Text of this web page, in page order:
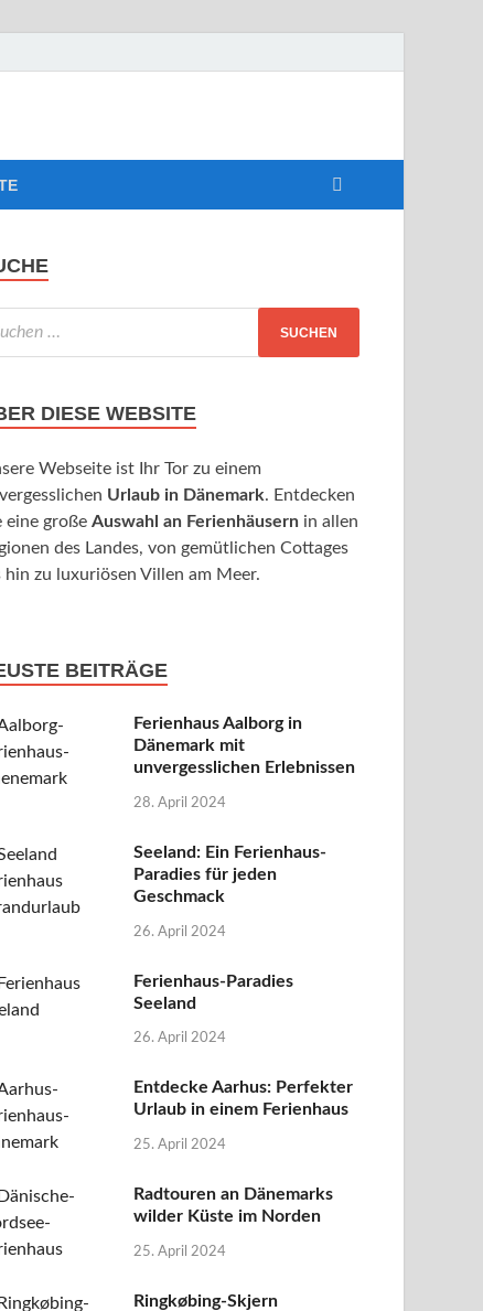
DIESE WEBSITE
Webseite ist Ihr Tor zu einem
Urlaub in Dänemark. Entdecken
eine großeAuswahl an Ferienhäusern in allen
des Landes, von gemütlichen Cottages
hin zu luxuriösen Villen am Meer.
BEITRÄGE
Ferienhaus Aalborg in
Dänemark mit
unvergesslichen Erlebnissen
28. April 2024
Seeland: Ein Ferienhaus-
Paradies für jeden
Geschmack
26. April 2024
Ferienhaus-Paradies
Seeland
26. April 2024
Entdecke Aarhus: Perfekter
Urlaub in einem Ferienhaus
25. April 2024
Radtouren an Dänemarks
wilder Küste im Norden
25. April 2024
Ringkøbing-Skjern